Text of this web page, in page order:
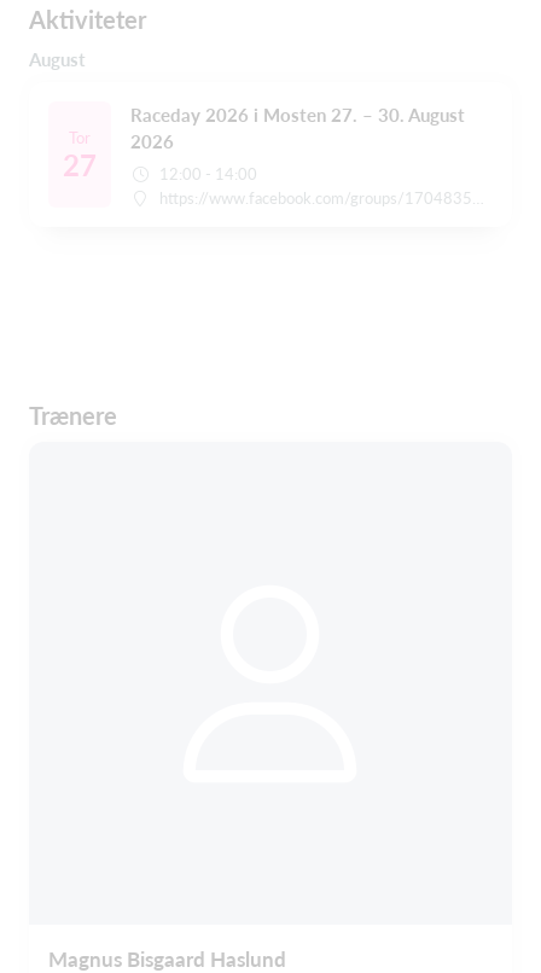
Aktiviteter
August
Tor
27
Raceday 2026 i Mosten 27. – 30. August
2026
12:00 - 14:00
Trænere
Magnus Bisgaard Haslund